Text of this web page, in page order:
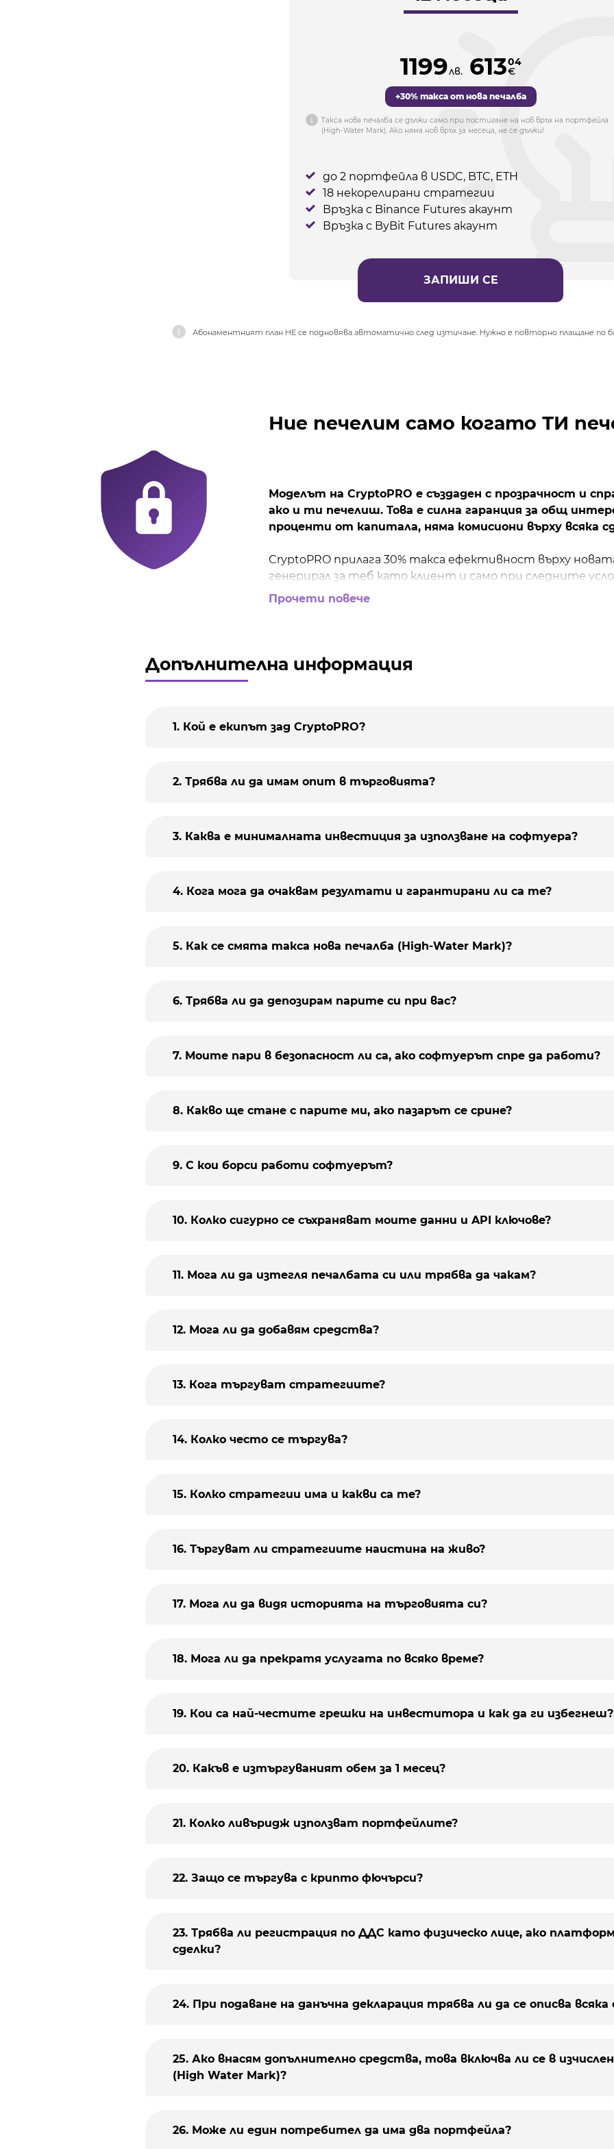
1199лв. 61304
€
+30% такса от нова печалба
Tакса нова печалба се дължи само при постигане на нов връх на портфейла
(High-Water Mark). Ако няма нов връх за месеца, не се дължи!
до 2 портфейла в USDC, BTC, ETH
18 некорелирани стратегии
Връзка с Binance Futures акаунт
Връзка с ByBit Futures акаунт
ЗАПИШИ СЕ
Абонаментният план НЕ се подновява автоматично след изтичане. Нужно е повторно плащане по
Ние печелим само когато ТИ
Моделът на CryptoPRO е създаден с прозрачност и
ако и ти печелиш. Това е силна гаранция за общ
проценти от капитала, няма комисиони върху всяка
CryptoPRO прилага 30% такса ефективност върху
генерирал за теб като клиент и само при следните
Портфейлът ти трябва да достигне нова най-висока
Прочети Ръководство
Прочети повече
Допълнителна информация
1. Кой е екипът зад CryptoPRO?
2. Трябва ли да имам опит в търговията?
3. Каква е минималната инвестиция за използване на софтуера?
4. Кога мога да очаквам резултати и гарантирани ли са те?
5. Как се смята такса нова печалба (High-Water Mark)?
6. Трябва ли да депозирам парите си при вас?
7. Моите пари в безопасност ли са, ако софтуерът спре да работи?
8. Какво ще стане с парите ми, ако пазарът се срине?
9. С кои борси работи софтуерът?
10. Колко сигурно се съхраняват моите данни и API ключове?
11. Мога ли да изтегля печалбата си или трябва да чакам?
12. Мога ли да добавям средства?
13. Кога търгуват стратегиите?
14. Колко често се търгува?
15. Колко стратегии има и какви са те?
16. Търгуват ли стратегиите наистина на живо?
17. Мога ли да видя историята на търговията си?
18. Мога ли да прекратя услугата по всяко време?
19. Кои са най-честите грешки на инвеститора и как да ги избегнеш?
20. Какъв е изтъргуваният обем за 1 месец?
21. Колко ливъридж използват портфейлите?
22. Защо се търгува с крипто фючърси?
23. Трябва ли регистрация по ДДС като физическо лице, ако
сделки?
24. При подаване на данъчна декларация трябва ли да се описва всяка
25. Ако внасям допълнително средства, това включва ли се в
(High Water Mark)?
26. Може ли един потребител да има два портфейла?